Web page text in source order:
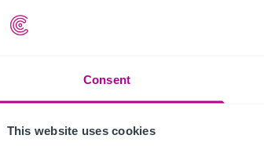
Consent
This website uses cookies